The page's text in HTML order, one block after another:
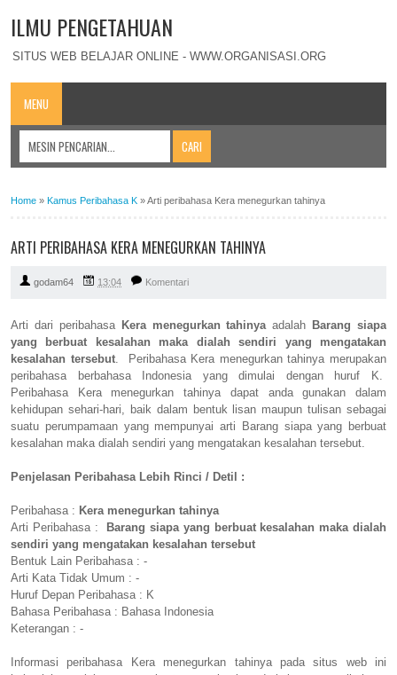
ILMU PENGETAHUAN
SITUS WEB BELAJAR ONLINE - WWW.ORGANISASI.ORG
MENU
Home » Kamus Peribahasa K »Arti peribahasa Kera menegurkan tahinya
ARTI PERIBAHASA KERA MENEGURKAN TAHINYA
godam64 13:04 Komentari
Arti dari peribahasa Kera menegurkan tahinyaadalah Barang siapa
yang berbuat kesalahan maka dialah sendiri yang mengatakan
kesalahan tersebut. Peribahasa Kera menegurkan tahinya merupakan
peribahasa berbahasa Indonesia yang dimulai dengan huruf K.
Peribahasa Kera menegurkan tahinya dapat anda gunakan dalam
kehidupan sehari-hari, baik dalam bentuk lisan maupun tulisan sebagai
suatu perumpamaan yang mempunyai arti Barang siapa yang berbuat
kesalahan maka dialah sendiri yang mengatakan kesalahan tersebut.
Penjelasan Peribahasa Lebih Rinci / Detil :
Peribahasa : Kera menegurkan tahinya
Arti Peribahasa :
Barang siapa yang berbuat kesalahan maka dialah
sendiri yang mengatakan kesalahan tersebut
Bentuk Lain Peribahasa : -
Arti Kata Tidak Umum : -
Huruf Depan Peribahasa : K
Bahasa Peribahasa : Bahasa Indonesia
Keterangan : -
Informasi peribahasa Kera menegurkan tahinya pada situs web ini